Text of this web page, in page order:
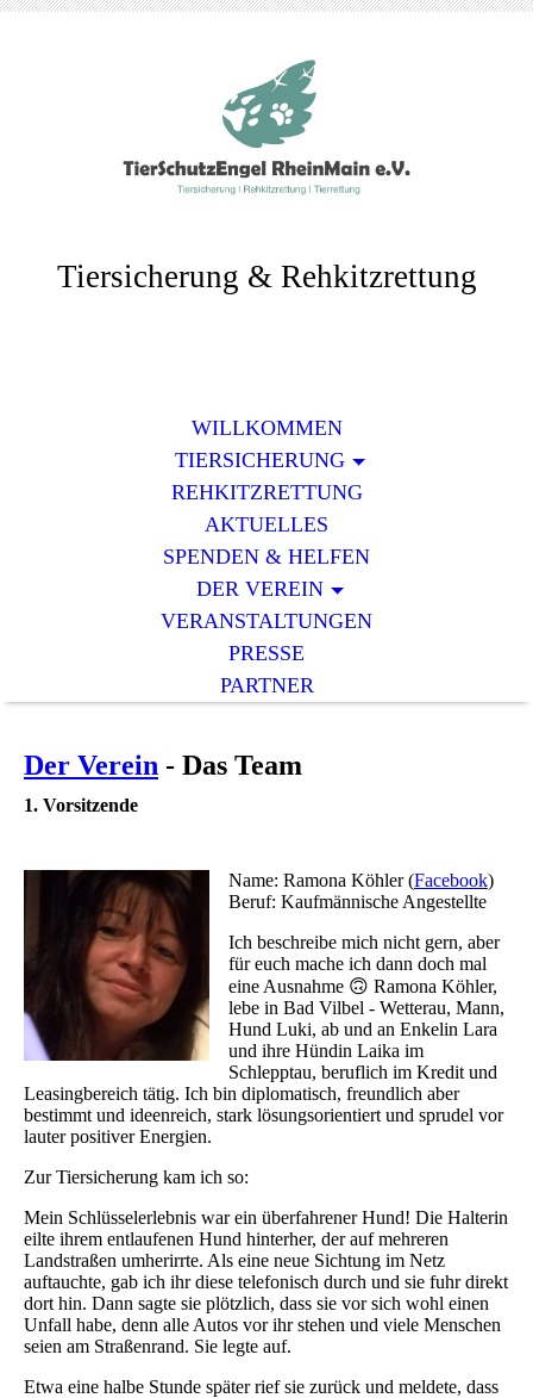
Tiersicherung & Rehkitzrettung
WILLKOMMEN
TIERSICHERUNG
REHKITZRETTUNG
AKTUELLES
SPENDEN & HELFEN
DER VEREIN
VERANSTALTUNGEN
PRESSE
PARTNER
Der Verein - Das Team
1. Vorsitzende
Name: Ramona Köhler (Facebook)
Beruf: Kaufmännische Angestellte
Ich beschreibe mich nicht gern, aber
für euch mache ich dann doch mal
eine Ausnahme 🙃 Ramona Köhler,
lebe in Bad Vilbel - Wetterau, Mann,
Hund Luki, ab und an Enkelin Lara
und ihre Hündin Laika im
Schlepptau, beruflich im Kredit und
Leasingbereich tätig. Ich bin diplomatisch, freundlich aber
bestimmt und ideenreich, stark lösungsorientiert und sprudel vor
lauter positiver Energien.
Zur Tiersicherung kam ich so:
Mein Schlüsselerlebnis war ein überfahrener Hund! Die Halterin
eilte ihrem entlaufenen Hund hinterher, der auf mehreren
Landstraßen umherirrte. Als eine neue Sichtung im Netz
auftauchte, gab ich ihr diese telefonisch durch und sie fuhr direkt
dort hin. Dann sagte sie plötzlich, dass sie vor sich wohl einen
Unfall habe, denn alle Autos vor ihr stehen und viele Menschen
seien am Straßenrand. Sie legte auf.
Etwa eine halbe Stunde später rief sie zurück und meldete, dass